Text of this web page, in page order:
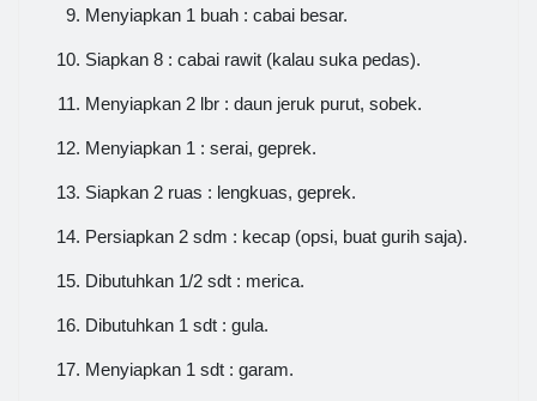
Menyiapkan 1 buah : cabai besar.
Siapkan 8 : cabai rawit (kalau suka pedas).
Menyiapkan 2 lbr : daun jeruk purut, sobek.
Menyiapkan 1 : serai, geprek.
Siapkan 2 ruas : lengkuas, geprek.
Persiapkan 2 sdm : kecap (opsi, buat gurih saja).
Dibutuhkan 1/2 sdt : merica.
Dibutuhkan 1 sdt : gula.
Menyiapkan 1 sdt : garam.